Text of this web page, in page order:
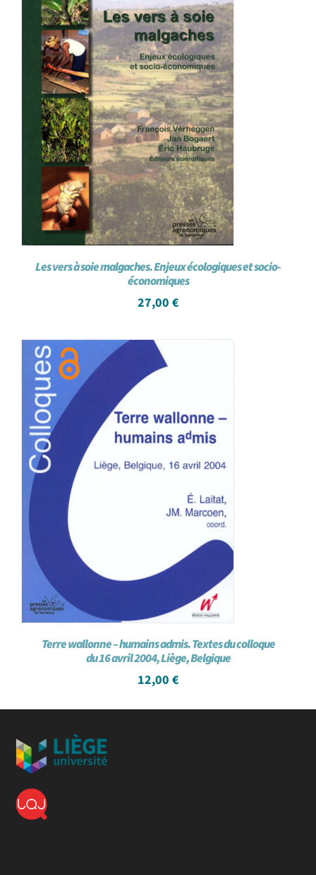
Les vers à soie malgaches. Enjeux écologiques et socio-
économiques
27,00 €
Terre wallonne – humains admis. Textes du colloque
du 16 avril 2004, Liège, Belgique
12,00 €